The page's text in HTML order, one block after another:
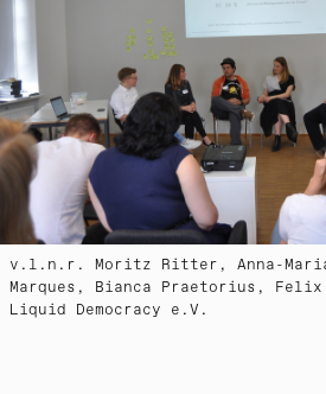
v.l.n.r. Moritz Ritter, Anna-
Marques, Bianca Praetorius,
Liquid Democracy e.V.